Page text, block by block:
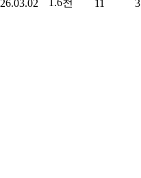
26.03.02 11 3